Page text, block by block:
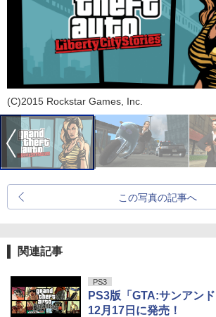
(C)2015 Rockstar Games, Inc.
この写真の記事へ
関連記事
PS3
PS3版「GTA:サンアン
12月17日に発売！